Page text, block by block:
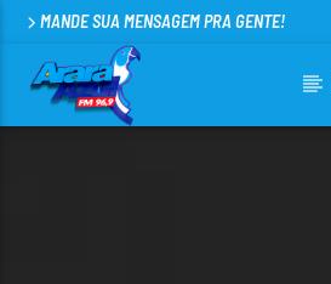
MANDE SUA MENSAGEM PRA GENTE!